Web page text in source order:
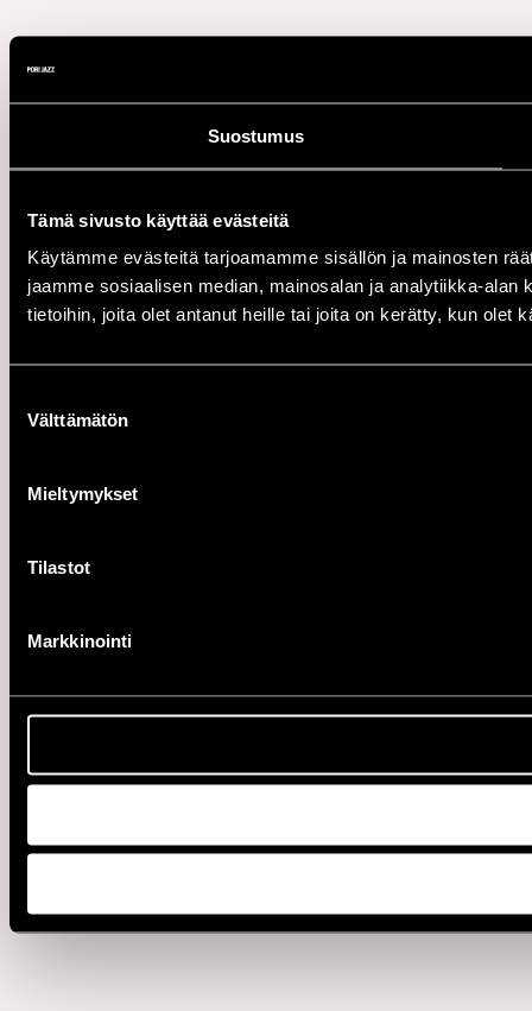
Suostumus
Tämä sivusto käyttää evästeitä
Käytämme evästeitä tarjoamamme sisällön ja mainosten
jaamme sosiaalisen median, mainosalan ja analytiikka-
tietoihin, joita olet antanut heille tai joita on kerätty, kun olet
valinta
Välttämätön
Mieltymykset
Tilastot
Markkinointi